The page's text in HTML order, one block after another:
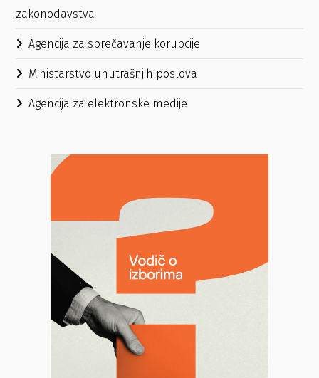
zakonodavstva
Agencija za sprečavanje korupcije
Ministarstvo unutrašnjih poslova
Agencija za elektronske medije